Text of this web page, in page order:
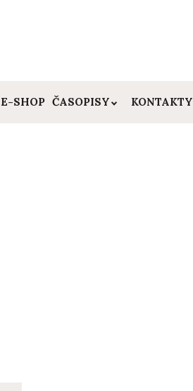
E-SHOP ČASOPISY KONTAKTY